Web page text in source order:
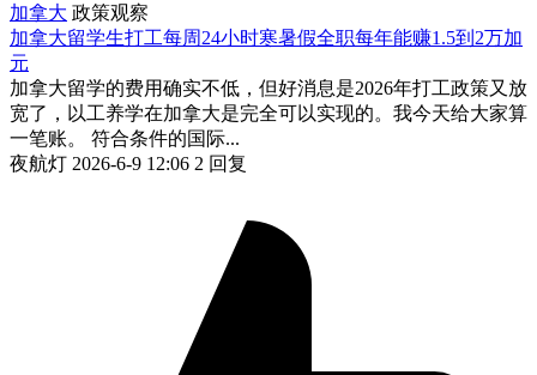
加拿大 政策观察
加拿大留学生打工每周24小时寒暑假全职每年能赚1.5到2万加
元
加拿大留学的费用确实不低，但好消息是2026年打工政策又放
宽了，以工养学在加拿大是完全可以实现的。我今天给大家算
一笔账。 符合条件的国际...
夜航灯 2026-6-9 12:06 2 回复